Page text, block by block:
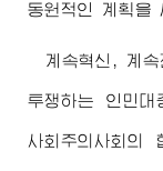
동원적인 계획을
계속혁신, 계
투쟁하는 인민
사회주의사회의